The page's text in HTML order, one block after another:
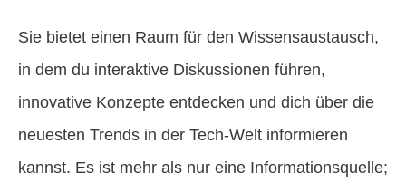
Sie bietet einen Raum für den Wissensaustausch,
in dem du interaktive Diskussionen führen,
innovative Konzepte entdecken und dich über die
neuesten Trends in der Tech-Welt informieren
kannst. Es ist mehr als nur eine Informationsquelle;